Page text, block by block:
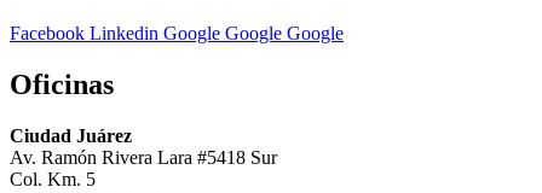
Facebook Linkedin Google Google Google
Oficinas
Ciudad Juárez
Av. Ramón Rivera Lara #5418 Sur
Col. Km. 5